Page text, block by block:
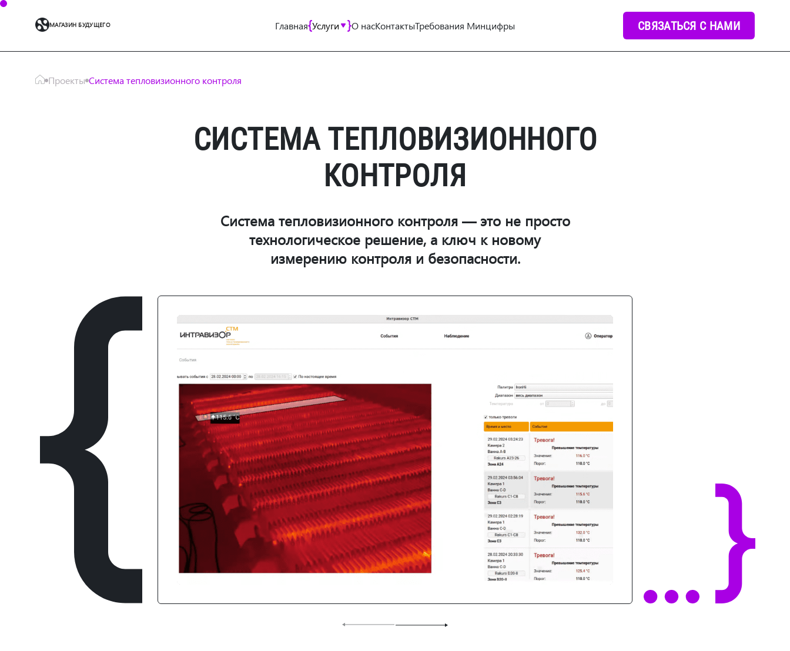
МАГАЗИН БУДУЩЕГО Главная Услуги О насКонтактыТребования Минцифры СВЯЗАТЬСЯ С НАМИ
Проекты Система тепловизионного контроля
СИСТЕМА ТЕПЛОВИЗИОННОГО
КОНТРОЛЯ
Система тепловизионного контроля — это не просто
технологическое решение, а ключ к новому
измерению контроля и безопасности.